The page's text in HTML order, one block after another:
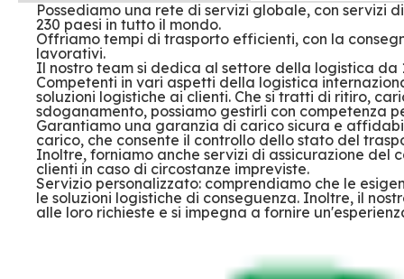
Possediamo una rete di servizi globale, con servizi
230 paesi in tutto il mondo.
Offriamo tempi di trasporto efficienti, con la
lavorativi.
Il nostro team si dedica al settore della logistica da
Competenti in vari aspetti della logistica
soluzioni logistiche ai clienti. Che si tratti di ritiro,
sdoganamento, possiamo gestirli con competenza
Garantiamo una garanzia di carico sicura e
carico, che consente il controllo dello stato del
Inoltre, forniamo anche servizi di assicurazione
clienti in caso di circostanze impreviste.
Servizio personalizzato: comprendiamo che le
le soluzioni logistiche di conseguenza. Inoltre, il
alle loro richieste e si impegna a fornire